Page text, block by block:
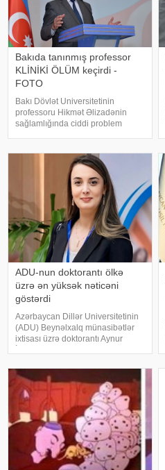
Bakıda tanınmış professor
KLİNİKİ ÖLÜM keçirdi -
FOTO
Bakı Dövlət Universitetinin
professoru Hikmət Əlizadənin
sağlamlığında ciddi problem
yerində ürəyində narahatlıq hiss
etdikdən sonra təcili tibbi yardıma
ADU-nun doktorantı ölkə
üzrə ən yüksək nəticəni
göstərdi
Azərbaycan Dillər Universitetinin
(ADU) Beynəlxalq münasibətlər
ixtisası üzrə doktorantı Aynur
yüksək nəticəni göstərib. xəbər
verir ki, bu barədə universitet
məluma